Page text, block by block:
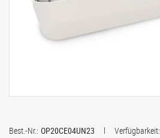
Verfügbarkeit:
Best.-Nr.: OP20CE04UN23